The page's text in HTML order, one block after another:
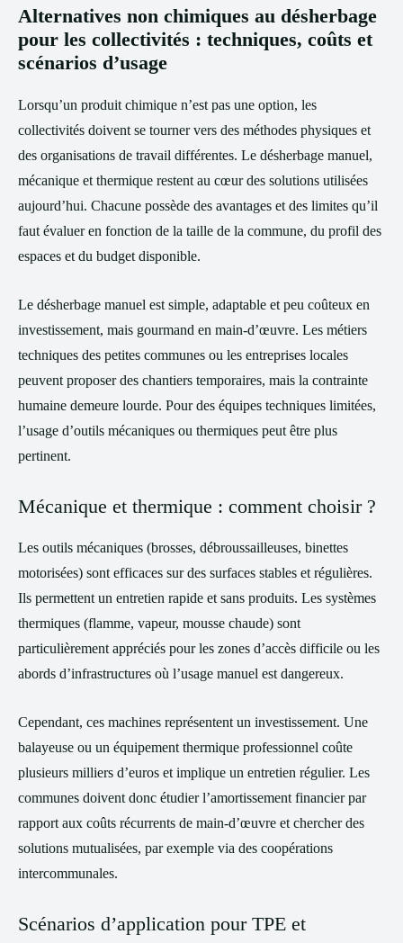
Alternatives non chimiques au désherbage
pour les collectivités : techniques, coûts et
scénarios d’usage
Lorsqu’un produit chimique n’est pas une option, les
collectivités doivent se tourner vers des méthodes physiques et
des organisations de travail différentes. Le désherbage manuel,
mécanique et thermique restent au cœur des solutions utilisées
aujourd’hui. Chacune possède des avantages et des limites qu’il
faut évaluer en fonction de la taille de la commune, du profil des
espaces et du budget disponible.
Le désherbage manuel est simple, adaptable et peu coûteux en
investissement, mais gourmand en main-d’œuvre. Les métiers
techniques des petites communes ou les entreprises locales
peuvent proposer des chantiers temporaires, mais la contrainte
humaine demeure lourde. Pour des équipes techniques limitées,
l’usage d’outils mécaniques ou thermiques peut être plus
pertinent.
Mécanique et thermique : comment choisir ?
Les outils mécaniques (brosses, débroussailleuses, binettes
motorisées) sont efficaces sur des surfaces stables et régulières.
Ils permettent un entretien rapide et sans produits. Les systèmes
thermiques (flamme, vapeur, mousse chaude) sont
particulièrement appréciés pour les zones d’accès difficile ou les
abords d’infrastructures où l’usage manuel est dangereux.
Cependant, ces machines représentent un investissement. Une
balayeuse ou un équipement thermique professionnel coûte
plusieurs milliers d’euros et implique un entretien régulier. Les
communes doivent donc étudier l’amortissement financier par
rapport aux coûts récurrents de main-d’œuvre et chercher des
solutions mutualisées, par exemple via des coopérations
intercommunales.
Scénarios d’application pour TPE et